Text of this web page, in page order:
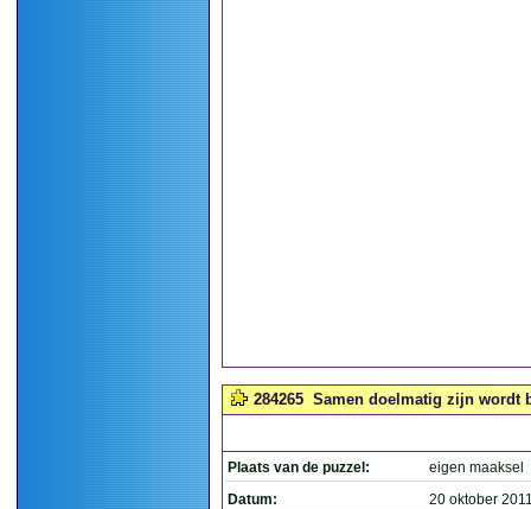
284265 Samen doelmatig zijn wordt
Plaats van de puzzel:
eigen maaksel
Datum:
20 oktober